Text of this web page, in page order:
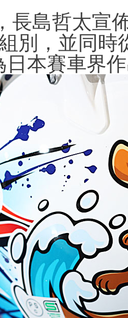
長島哲太宣
別，並同時
日本賽車界